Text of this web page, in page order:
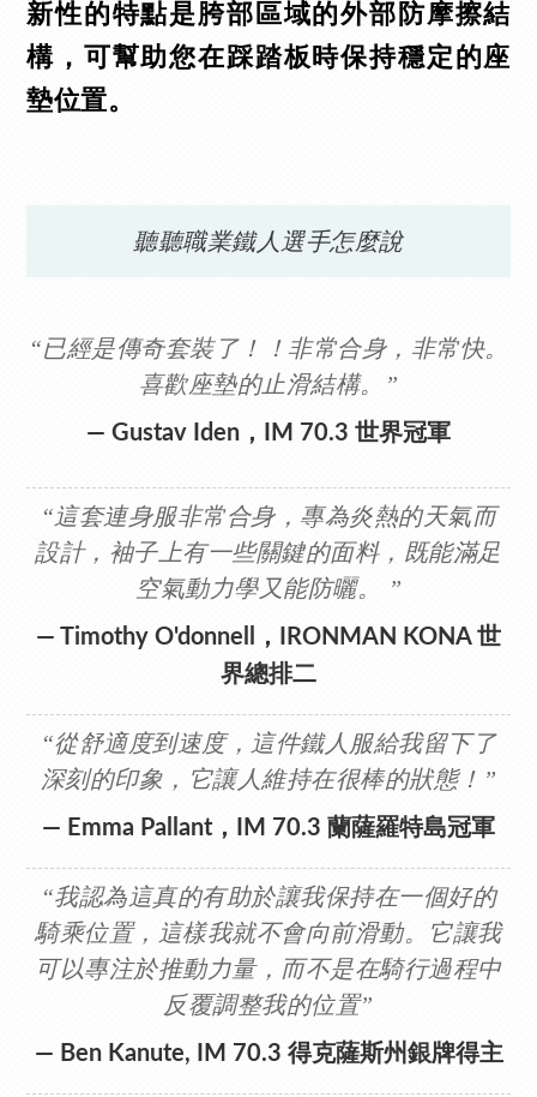
新性的特點是胯部區域的外部防摩擦結
構，可幫助您在踩踏板時保持穩定的座
墊位置。
聽聽職業鐵人選手怎麼說
“已經是傳奇套裝了！！非常合身，非常快。
喜歡座墊的止滑結構。”
— Gustav Iden，IM 70.3 世界冠軍
“這套連身服非常合身，專為炎熱的天氣而
設計，袖子上有一些關鍵的面料，既能滿足
空氣動力學又能防曬。 ”
— Timothy O'donnell，IRONMAN KONA 世
界總排二
“從舒適度到速度，這件鐵人服給我留下了
深刻的印象，它讓人維持在很棒的狀態！”
— Emma Pallant，IM 70.3 蘭薩羅特島冠軍
“我認為這真的有助於讓我保持在一個好的
騎乘位置，這樣我就不會向前滑動。它讓我
可以專注於推動力量，而不是在騎行過程中
反覆調整我的位置”
— Ben Kanute, IM 70.3 得克薩斯州銀牌得主